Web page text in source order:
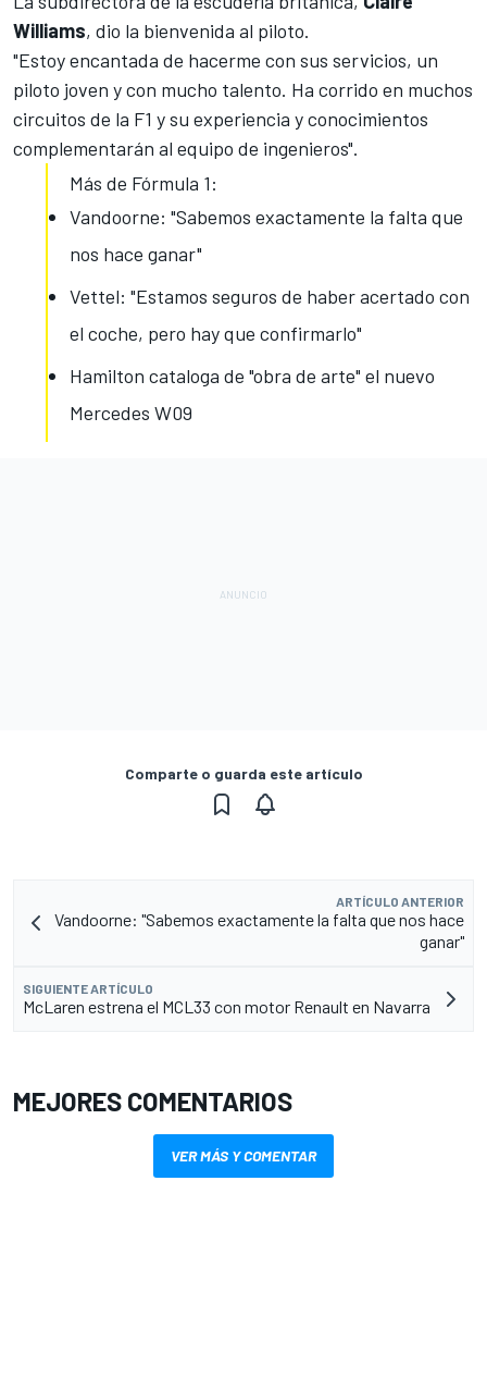
Williams, dio la bienvenida al piloto.
"Estoy encantada de hacerme con sus servicios, un
piloto joven y con mucho talento. Ha corrido en muchos
circuitos de la F1 y su experiencia y conocimientos
complementarán al equipo de ingenieros".
Más de Fórmula 1:
Vandoorne: "Sabemos exactamente la falta que
nos hace ganar"
Vettel: "Estamos seguros de haber acertado con
el coche, pero hay que confirmarlo"
Hamilton cataloga de "obra de arte" el nuevo
Mercedes W09
Comparte o guarda este artículo
ARTÍCULO ANTERIOR
Vandoorne: "Sabemos exactamente la falta que nos hace
ganar"
SIGUIENTE ARTÍCULO
McLaren estrena el MCL33 con motor Renault en Navarra
MEJORES COMENTARIOS
VER MÁS Y COMENTAR